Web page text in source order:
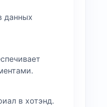
данных
в хотэнд.